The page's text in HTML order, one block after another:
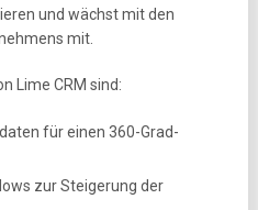
und wächst mit den
mit.
Lime CRM sind:
für einen 360-Grad-
zur Steigerung der